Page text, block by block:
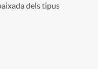
dels tipus